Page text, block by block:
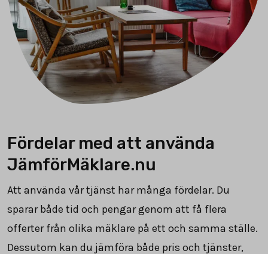
Fördelar med att använda
JämförMäklare.nu
Att använda vår tjänst har många fördelar. Du
sparar både tid och pengar genom att få flera
offerter från olika mäklare på ett och samma ställe.
Dessutom kan du jämföra både pris och tjänster,